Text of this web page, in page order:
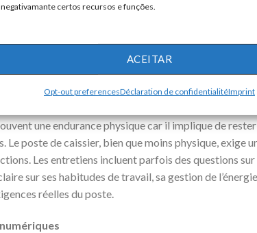
certos recursos e funções.
ACEITAR
Opt-out preferencesDéclaration de confidentialitéImprint
rassure l’employeur sur la qualité du travail
d’éviter une erreur ou d’améliorer l’efficacité d’un
physique et mentale
une endurance physique car il implique de
Le poste de caissier, bien que moins physique, exige
Les entretiens incluent parfois des questions
sur ses habitudes de travail, sa gestion de
réelles du poste.